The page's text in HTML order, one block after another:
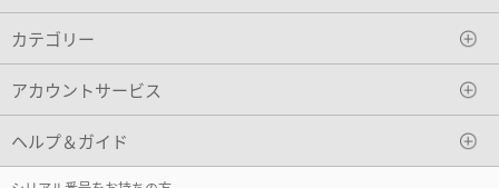
カテゴリー
アカウントサービス
ヘルプ＆ガイド